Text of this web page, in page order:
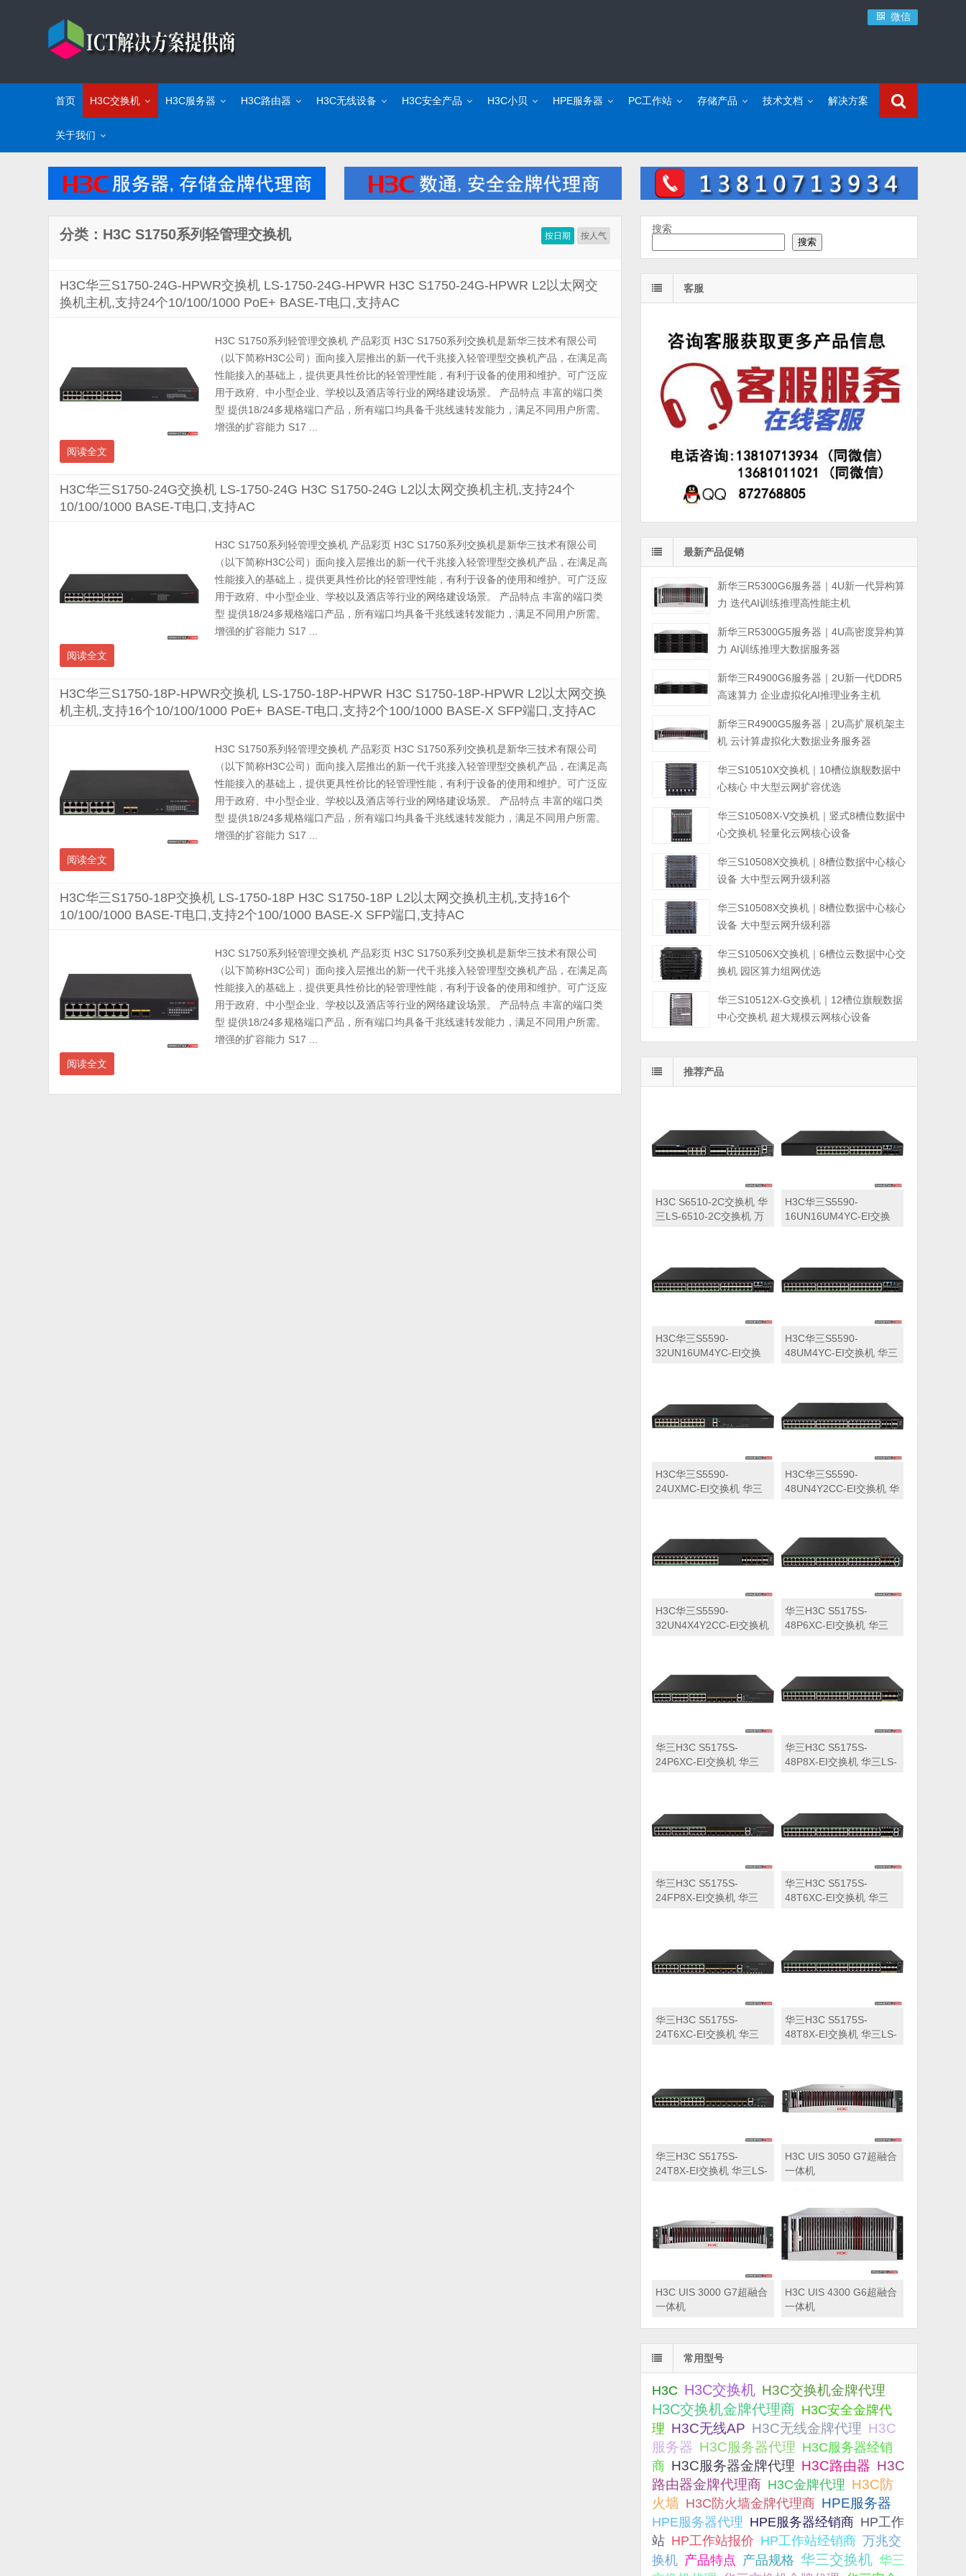
微信
首页 H3C交换机 H3C服务器 H3C路由器 H3C无线设备 H3C安全产品 H3C小贝 HPE服务器 PC工作站 存储产品 技术文档 解决方案
关于我们
按日期 按人气
分类：H3C S1750系列轻管理交换机
H3C华三S1750-24G-HPWR交换机 LS-1750-24G-HPWR H3C S1750-24G-HPWR L2以太网交
换机主机,支持24个10/100/1000 PoE+ BASE-T电口,支持AC
H3C S1750系列轻管理交换机 产品彩页 H3C S1750系列交换机是新华三技术有限公司
（以下简称H3C公司）面向接入层推出的新一代千兆接入轻管理型交换机产品，在满足高
性能接入的基础上，提供更具性价比的轻管理性能，有利于设备的使用和维护。可广泛应
用于政府、中小型企业、学校以及酒店等行业的网络建设场景。 产品特点 丰富的端口类
型 提供18/24多规格端口产品，所有端口均具备千兆线速转发能力，满足不同用户所需。
增强的扩容能力 S17 ...
阅读全文
H3C华三S1750-24G交换机 LS-1750-24G H3C S1750-24G L2以太网交换机主机,支持24个
10/100/1000 BASE-T电口,支持AC
H3C S1750系列轻管理交换机 产品彩页 H3C S1750系列交换机是新华三技术有限公司
（以下简称H3C公司）面向接入层推出的新一代千兆接入轻管理型交换机产品，在满足高
性能接入的基础上，提供更具性价比的轻管理性能，有利于设备的使用和维护。可广泛应
用于政府、中小型企业、学校以及酒店等行业的网络建设场景。 产品特点 丰富的端口类
型 提供18/24多规格端口产品，所有端口均具备千兆线速转发能力，满足不同用户所需。
增强的扩容能力 S17 ...
阅读全文
H3C华三S1750-18P-HPWR交换机 LS-1750-18P-HPWR H3C S1750-18P-HPWR L2以太网交换
机主机,支持16个10/100/1000 PoE+ BASE-T电口,支持2个100/1000 BASE-X SFP端口,支持AC
H3C S1750系列轻管理交换机 产品彩页 H3C S1750系列交换机是新华三技术有限公司
（以下简称H3C公司）面向接入层推出的新一代千兆接入轻管理型交换机产品，在满足高
性能接入的基础上，提供更具性价比的轻管理性能，有利于设备的使用和维护。可广泛应
用于政府、中小型企业、学校以及酒店等行业的网络建设场景。 产品特点 丰富的端口类
型 提供18/24多规格端口产品，所有端口均具备千兆线速转发能力，满足不同用户所需。
增强的扩容能力 S17 ...
阅读全文
H3C华三S1750-18P交换机 LS-1750-18P H3C S1750-18P L2以太网交换机主机,支持16个
10/100/1000 BASE-T电口,支持2个100/1000 BASE-X SFP端口,支持AC
H3C S1750系列轻管理交换机 产品彩页 H3C S1750系列交换机是新华三技术有限公司
（以下简称H3C公司）面向接入层推出的新一代千兆接入轻管理型交换机产品，在满足高
性能接入的基础上，提供更具性价比的轻管理性能，有利于设备的使用和维护。可广泛应
用于政府、中小型企业、学校以及酒店等行业的网络建设场景。 产品特点 丰富的端口类
型 提供18/24多规格端口产品，所有端口均具备千兆线速转发能力，满足不同用户所需。
增强的扩容能力 S17 ...
阅读全文
搜索
搜索
客服
最新产品促销
新华三R5300G6服务器｜4U新一代异构算
力 迭代AI训练推理高性能主机
新华三R5300G5服务器｜4U高密度异构算
力 AI训练推理大数据服务器
新华三R4900G6服务器｜2U新一代DDR5
高速算力 企业虚拟化AI推理业务主机
新华三R4900G5服务器｜2U高扩展机架主
机 云计算虚拟化大数据业务服务器
华三S10510X交换机｜10槽位旗舰数据中
心核心 中大型云网扩容优选
华三S10508X-V交换机｜竖式8槽位数据中
心交换机 轻量化云网核心设备
华三S10508X交换机｜8槽位数据中心核心
设备 大中型云网升级利器
华三S10508X交换机｜8槽位数据中心核心
设备 大中型云网升级利器
华三S10506X交换机｜6槽位云数据中心交
换机 园区算力组网优选
华三S10512X-G交换机｜12槽位旗舰数据
中心交换机 超大规模云网核心设备
推荐产品
H3C S6510-2C交换机 华
三LS-6510-2C交换机 万
H3C华三S5590-
16UN16UM4YC-EI交换
H3C华三S5590-
32UN16UM4YC-EI交换
H3C华三S5590-
48UM4YC-EI交换机 华三
H3C华三S5590-
24UXMC-EI交换机 华三
H3C华三S5590-
48UN4Y2CC-EI交换机 华
H3C华三S5590-
32UN4X4Y2CC-EI交换机
华三H3C S5175S-
48P6XC-EI交换机 华三
华三H3C S5175S-
24P6XC-EI交换机 华三
华三H3C S5175S-
48P8X-EI交换机 华三LS-
华三H3C S5175S-
24FP8X-EI交换机 华三
华三H3C S5175S-
48T6XC-EI交换机 华三
华三H3C S5175S-
24T6XC-EI交换机 华三
华三H3C S5175S-
48T8X-EI交换机 华三LS-
华三H3C S5175S-
24T8X-EI交换机 华三LS-
H3C UIS 3050 G7超融合
一体机
H3C UIS 3000 G7超融合
一体机
H3C UIS 4300 G6超融合
一体机
常用型号
H3C H3C交换机 H3C交换机金牌代理
H3C交换机金牌代理商 H3C安全金牌代
理 H3C无线AP H3C无线金牌代理 H3C
服务器 H3C服务器代理 H3C服务器经销
商 H3C服务器金牌代理 H3C路由器 H3C
路由器金牌代理商 H3C金牌代理 H3C防
火墙 H3C防火墙金牌代理商 HPE服务器
HPE服务器代理 HPE服务器经销商 HP工作
站 HP工作站报价 HP工作站经销商 万兆交
换机 产品特点 产品规格 华三交换机 华三